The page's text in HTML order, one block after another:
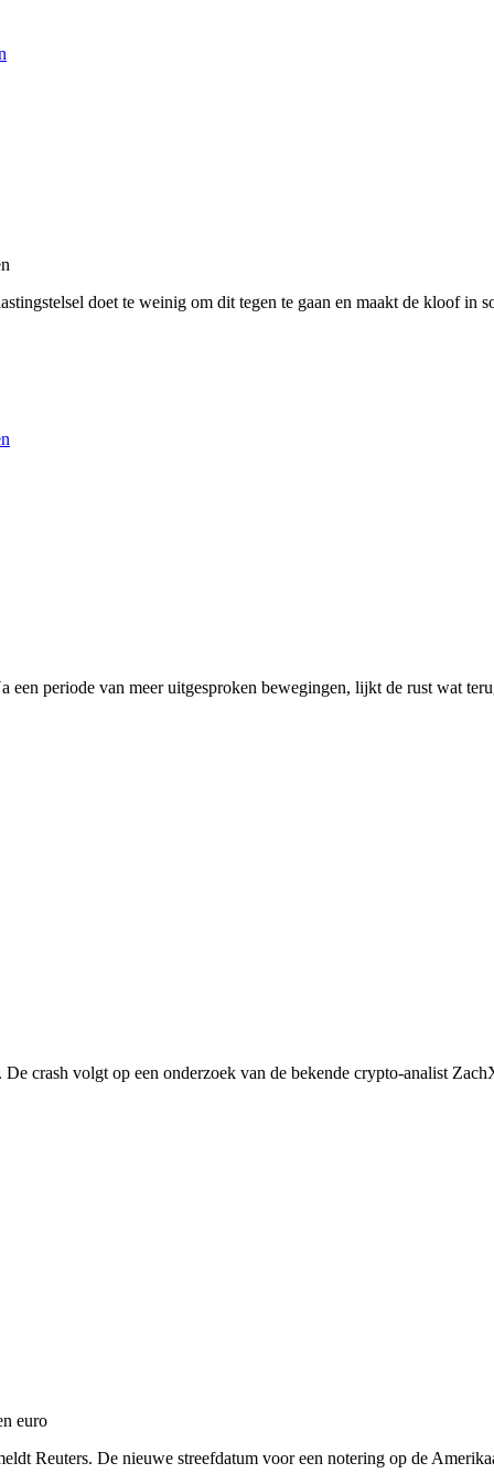
doet te weinig om dit tegen te gaan en maakt de kloof in
periode van meer uitgesproken bewegingen, lijkt de rust wat
crash volgt op een onderzoek van de bekende crypto-analist
euro
Reuters. De nieuwe streefdatum voor een notering op de